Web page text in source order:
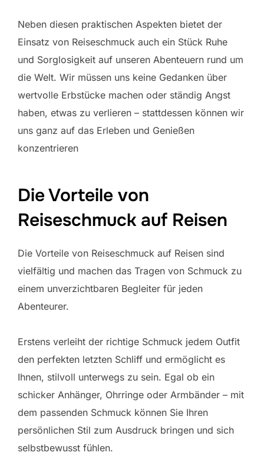
Neben diesen praktischen Aspekten bietet der
Einsatz von Reiseschmuck auch ein Stück Ruhe
und Sorglosigkeit auf unseren Abenteuern rund um
die Welt. Wir müssen uns keine Gedanken über
wertvolle Erbstücke machen oder ständig Angst
haben, etwas zu verlieren – stattdessen können wir
uns ganz auf das Erleben und Genießen
konzentrieren
Die Vorteile von
Reiseschmuck auf Reisen
Die Vorteile von Reiseschmuck auf Reisen sind
vielfältig und machen das Tragen von Schmuck zu
einem unverzichtbaren Begleiter für jeden
Abenteurer.
Erstens verleiht der richtige Schmuck jedem Outfit
den perfekten letzten Schliff und ermöglicht es
Ihnen, stilvoll unterwegs zu sein. Egal ob ein
schicker Anhänger, Ohrringe oder Armbänder – mit
dem passenden Schmuck können Sie Ihren
persönlichen Stil zum Ausdruck bringen und sich
selbstbewusst fühlen.